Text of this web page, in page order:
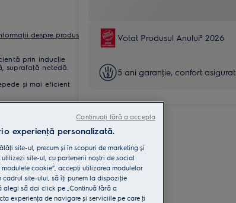
despre produs
prin inducție
suprafaţă netedă.
și mai eficient
mai
INCLUSĂ
Votat Produsul Anului® 2026
5 ani garanţie, confort asigurat
o experienţă personalizată.
site-ul, precum și în scopuri de marketing și
site-ul, cu partenerii noștri de social
cookie”, accepţi utilizarea modulelor
cadrul site-ului, să îţi punem la dispoziţie
alegi să dai click pe „Continuă fără a
experienţa de navigare și serviciile pe care ţi
Continuați fără a accepta